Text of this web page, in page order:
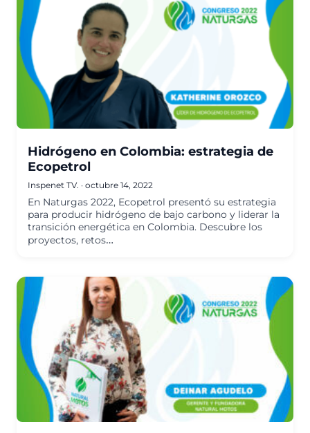
Hidrógeno en Colombia: estrategia de
Ecopetrol
Inspenet TV. · octubre 14, 2022
En Naturgas 2022, Ecopetrol presentó su estrategia
para producir hidrógeno de bajo carbono y liderar la
transición energética en Colombia. Descubre los
proyectos, retos…